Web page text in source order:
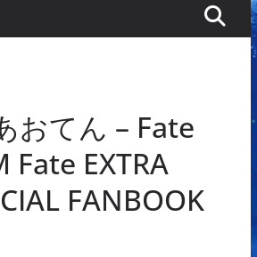
おてん – Fate
Fate EXTRA
FANBOOK